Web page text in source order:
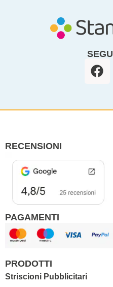
F
a
b
RECENSIONI
PAGAMENTI
PRODOTTI
Striscioni Pubblicitari